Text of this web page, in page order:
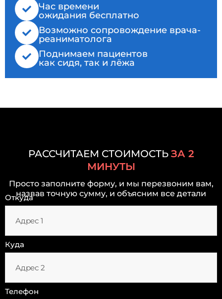
Час времени
ожидания бесплатно
Возможно сопровождение врача-
реаниматолога
Поднимаем пациентов
как сидя, так и лёжа
РАССЧИТАЕМ СТОИМОСТЬ ЗА 2
МИНУТЫ
Просто заполните форму, и мы перезвоним вам,
назвав точную сумму, и объясним все детали
Откуда
Куда
Телефон